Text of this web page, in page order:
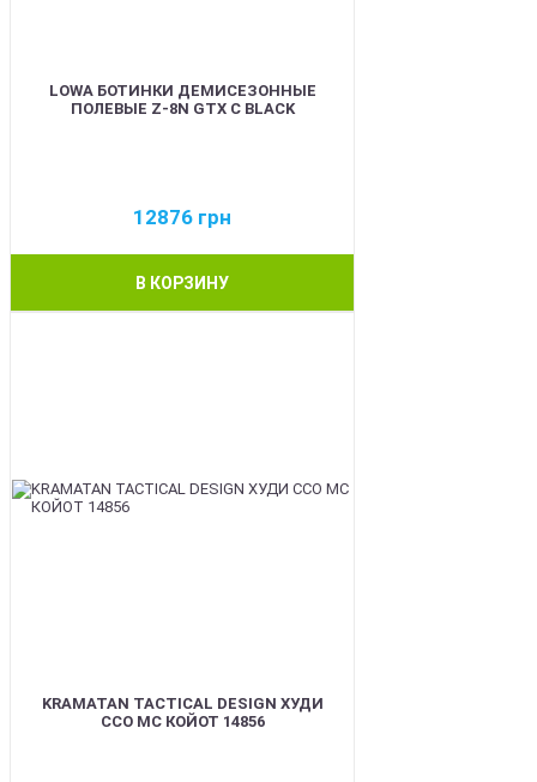
LOWA БОТИНКИ ДЕМИСЕЗОННЫЕ
ПОЛЕВЫЕ Z-8N GTX C BLACK
12876 грн
В КОРЗИНУ
KRAMATAN TACTICAL DESIGN ХУДИ
ССО МС КОЙОТ 14856